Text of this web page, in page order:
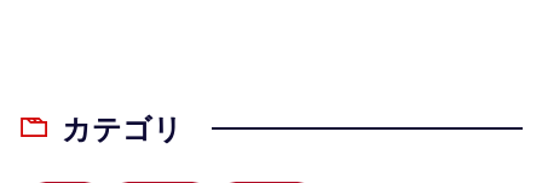
カテゴリ